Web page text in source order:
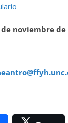
noviembre de